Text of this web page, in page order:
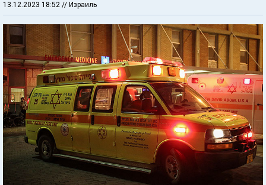
13.12.2023 18:52 // Израиль